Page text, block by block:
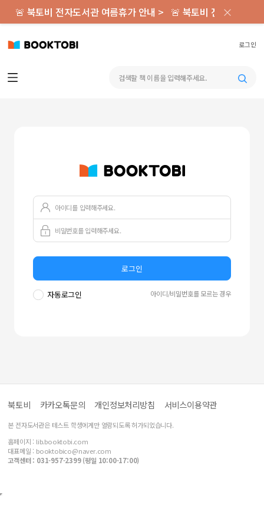
로그인
🚨 북토비 전자도서관 여름휴가 안내 > 🚨 북토비 전자도서관
×
로그인
자동로그인 아이디/비밀번호를 모르는 경우
북토비 카카오톡문의 개인정보처리방침 서비스이용약관
본 전자도서관은 테스트 학생에게만 열람되도록 허가되었습니다.
홈페이지 : lib.booktobi.com
대표메일 : booktobico@naver.com
고객센터 : 031-957-2399 (평일 10:00-17:00)